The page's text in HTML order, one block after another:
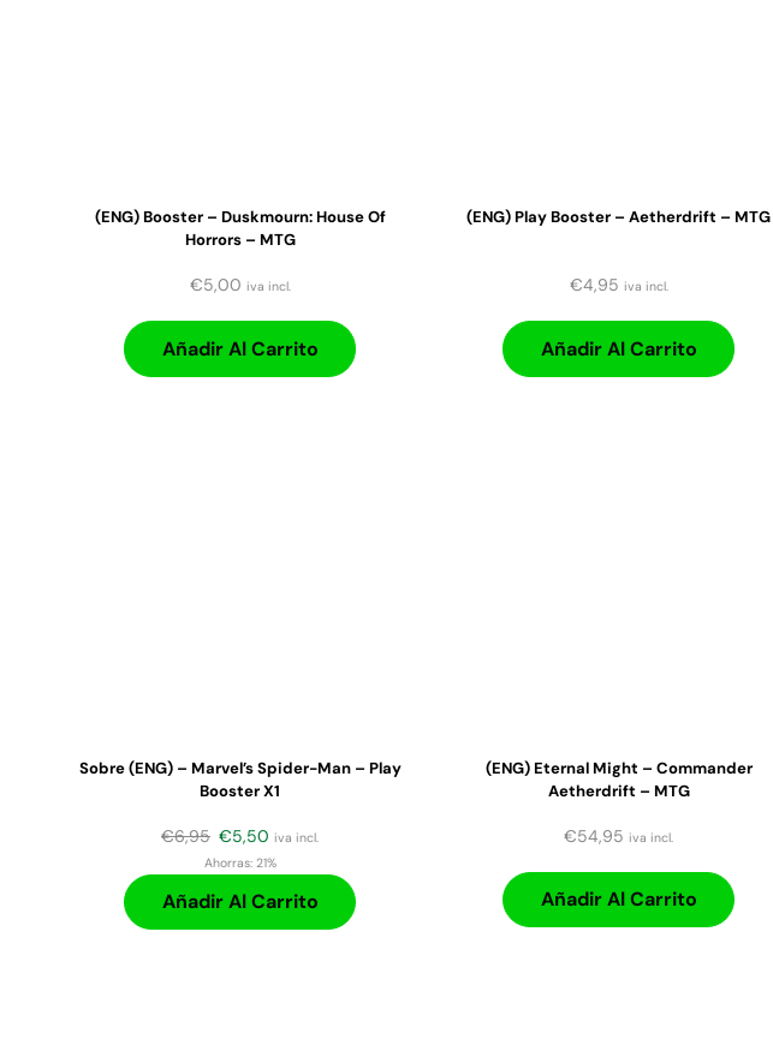
(ENG) Booster – Duskmourn: House Of
Horrors – MTG
€5,00 iva incl.
Añadir Al Carrito
(ENG) Play Booster – Aetherdrift – MTG
€4,95 iva incl.
Añadir Al Carrito
Sobre (ENG) – Marvel’s Spider-Man – Play
Booster X1
€6,95 €5,50 iva incl.
Ahorras:21%
Añadir Al Carrito
(ENG) Eternal Might – Commander
Aetherdrift – MTG
€54,95 iva incl.
Añadir Al Carrito